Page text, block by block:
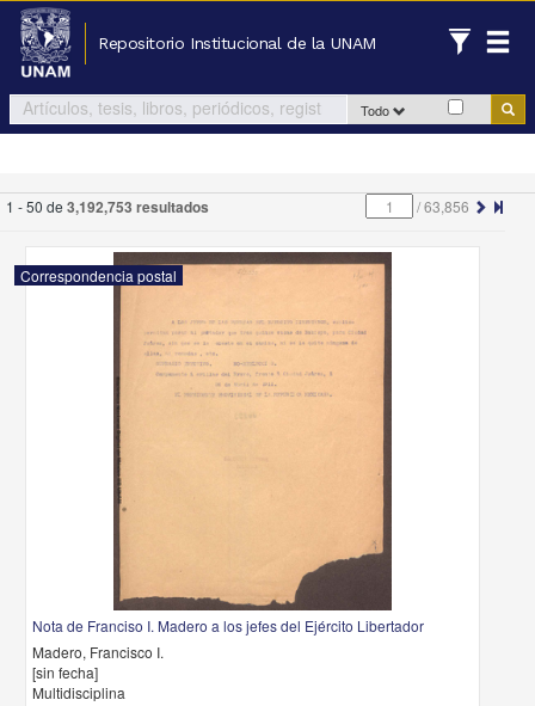
Repositorio Institucional de la UNAM
Todo
1 - 50 de 3,192,753 resultados /63,856
Correspondencia postal
Nota de Franciso I. Madero a los jefes del Ejército Libertador
Madero, Francisco I.
[sin fecha]
Multidisciplina